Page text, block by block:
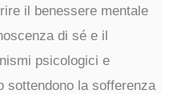
il benessere mentale
di sé e il
psicologici e
sottendono la sofferenza